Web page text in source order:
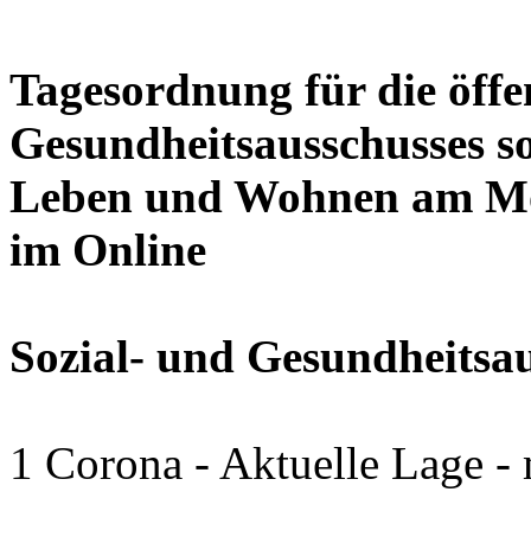
Tagesordnung für die
Gesundheitsausschusses
Leben und Wohnen am
im Online
Sozial- und
1 Corona - Aktuelle Lage